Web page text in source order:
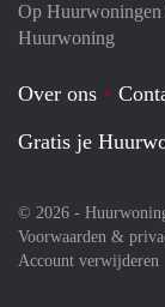
Op
Huurwoning
Over ons
Gratis je
© 2026 -
Voorwaarden &
Account verwijderen